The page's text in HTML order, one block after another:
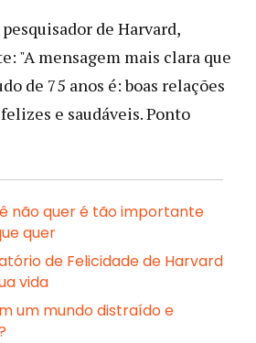
de Harvard,
"A mensagem mais clara que
de 75 anos é: boas relações
e saudáveis. Ponto
não quer é tão importante
quer
de Felicidade de Harvard
vida
um mundo distraído e